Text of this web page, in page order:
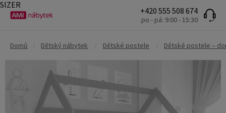
+420 555 508 674
po - pá: 9:00 - 15:30
Domů Dětský nábytek Dětské postele Dětské postele –
SIZER